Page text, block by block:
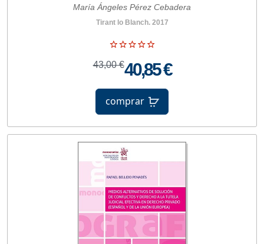
María Ángeles Pérez Cebadera
Tirant lo Blanch. 2017
43,00 €40,85 €
comprar